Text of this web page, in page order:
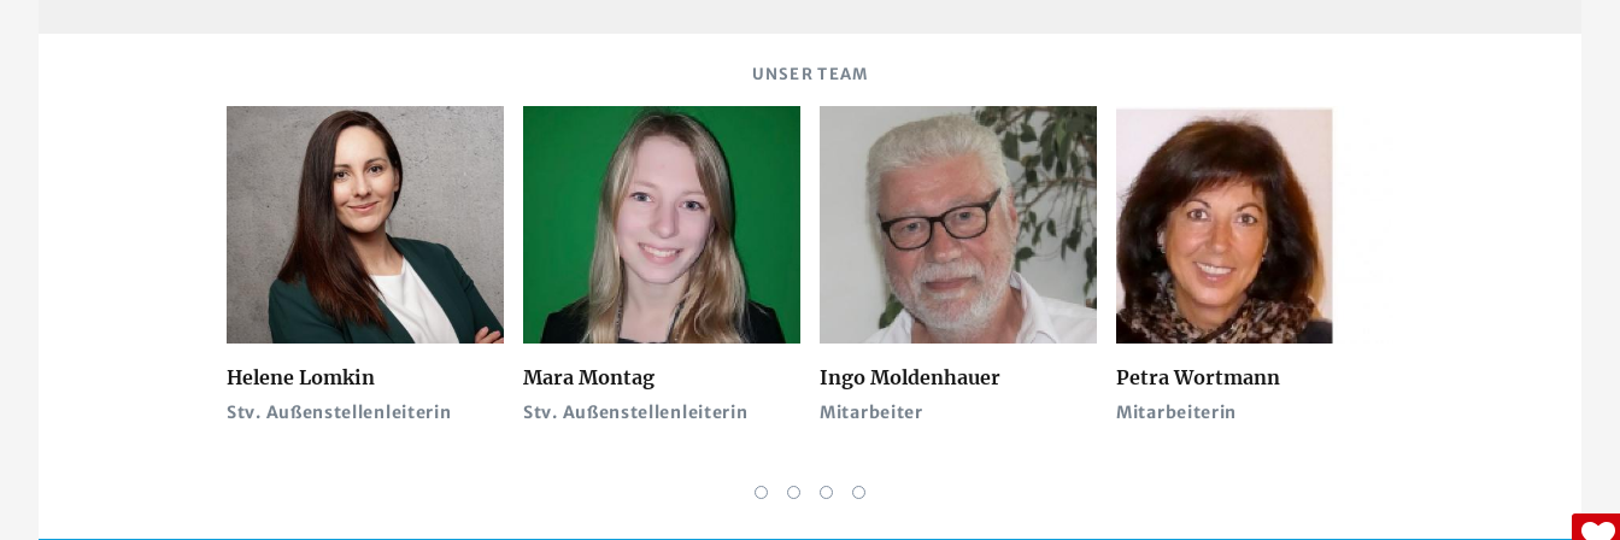
UNSER TEAM
Helene Lomkin
Stv. Außenstellenleiterin
Mara Montag
Stv. Außenstellenleiterin
Ingo Moldenhauer
Mitarbeiter
Petra Wortmann
Mitarbeiterin